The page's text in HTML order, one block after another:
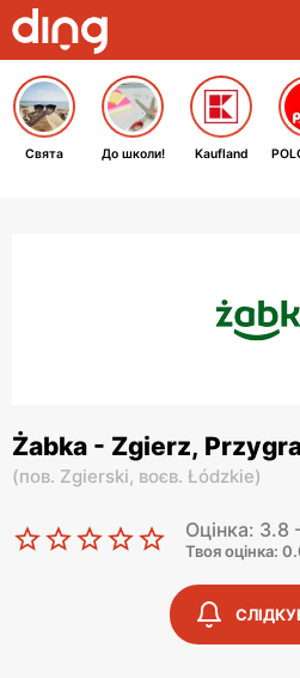
Свята До школи! Kaufland
Żabka - Zgierz,
(пов. Zgierski, воєв. Łódzkie)
Оцінка: 3.8
Твоя оцінка: